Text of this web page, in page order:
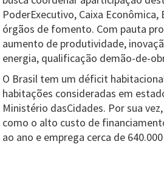
PoderExecutivo, Caixa
órgãos de fomento. Com pauta
aumento de produtividade,
energia, qualificação demão-de-
O Brasil tem um déficit
habitações consideradas em
Ministério dasCidades. Por sua
como o alto custo de
ao ano e emprega cerca de